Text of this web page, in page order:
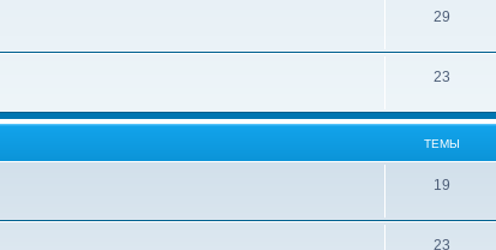
29
23
ТЕМЫ
19
23